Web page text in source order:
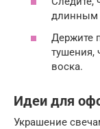
длинным
Держите
тушения,
воска.
Идеи для
Украшение